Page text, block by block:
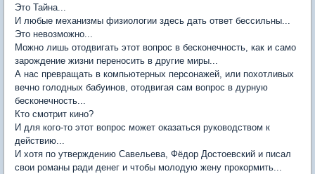
Это Тайна...
И любые механизмы физиологии здесь дать ответ бессильны...
Это невозможно...
Можно лишь отодвигать этот вопрос в бесконечность, как и само
зарождение жизни переносить в другие миры...
А нас превращать в компьютерных персонажей, или похотливых
вечно голодных бабуинов, отодвигая сам вопрос в дурную
бесконечность...
Кто смотрит кино?
И для кого-то этот вопрос может оказаться руководством к
действию...
И хотя по утверждению Савельева, Фёдор Достоевский и писал
свои романы ради денег и чтобы молодую жену прокормить...